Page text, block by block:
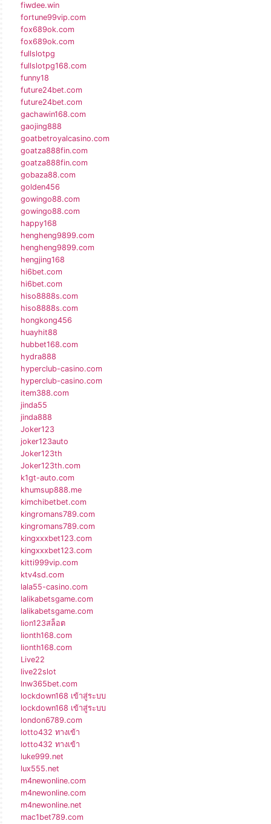
fiwdee.win
fortune99vip.com
fox689ok.com
fox689ok.com
fullslotpg
fullslotpg168.com
funny18
future24bet.com
future24bet.com
gachawin168.com
gaojing888
goatbetroyalcasino.com
goatza888fin.com
goatza888fin.com
gobaza88.com
golden456
gowingo88.com
gowingo88.com
happy168
hengheng9899.com
hengheng9899.com
hengjing168
hi6bet.com
hi6bet.com
hiso8888s.com
hiso8888s.com
hongkong456
huayhit88
hubbet168.com
hydra888
hyperclub-casino.com
hyperclub-casino.com
item388.com
jinda55
jinda888
Joker123
joker123auto
Joker123th
Joker123th.com
k1gt-auto.com
khumsup888.me
kimchibetbet.com
kingromans789.com
kingromans789.com
kingxxxbet123.com
kingxxxbet123.com
kitti999vip.com
ktv4sd.com
lala55-casino.com
lalikabetsgame.com
lalikabetsgame.com
lion123สล็อต
lionth168.com
lionth168.com
Live22
live22slot
lnw365bet.com
lockdown168 เข้าสู่ระบบ
lockdown168 เข้าสู่ระบบ
london6789.com
lotto432 ทางเข้า
lotto432 ทางเข้า
luke999.net
lux555.net
m4newonline.com
m4newonline.com
m4newonline.net
mac1bet789.com